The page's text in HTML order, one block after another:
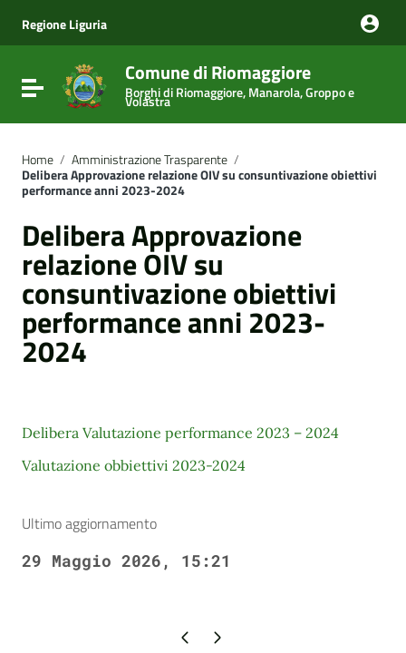
Vai al menu di navigazione
Vai al footer
Regione Liguria
Attiva / disattiva la navigazione
Comune di Riomaggiore
Borghi di Riomaggiore, Manarola, Groppo e
Volastra
Home / Amministrazione Trasparente /
Delibera Approvazione relazione OIV su consuntivazione obiettivi
performance anni 2023-2024
Delibera Approvazione
relazione OIV su
consuntivazione obiettivi
performance anni 2023-
2024
Delibera Valutazione performance 2023 – 2024
Valutazione obbiettivi 2023-2024
Ultimo aggiornamento
29 Maggio 2026, 15:21
Pagina precedente
Pagina successiva